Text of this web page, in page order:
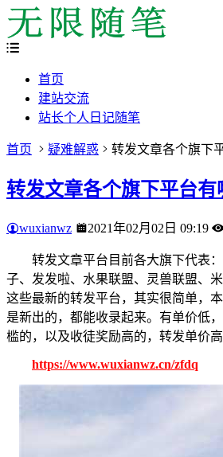
首页
建站交流
站长个人日记随笔
首页 疑难解惑 转发文章各个旗下
转发文章各个旗下平台有
wuxianwz 2021年02月02日 09:19
转发文章平台目前各大旗下代表
子、发发啦、水果联盟、灵兽联盟、
这些最新的转发平台，其实很简单，
是新出的，都能收录起来。有单价低
槛的，以及收徒奖励高的，转发单价高
https://www.wuxianwz.cn/zfdq